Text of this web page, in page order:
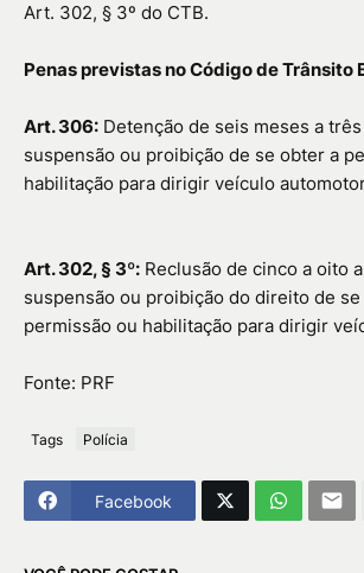
Art. 302, § 3º do CTB.
Penas previstas no Código de Trânsito
Art. 306: Detenção de seis meses a
suspensão ou proibição de se obter a
habilitação para dirigir veículo
Art. 302, § 3º: Reclusão de cinco a oito
suspensão ou proibição do direito de
permissão ou habilitação para dirigir
Fonte: PRF
Tags Polícia
Facebook